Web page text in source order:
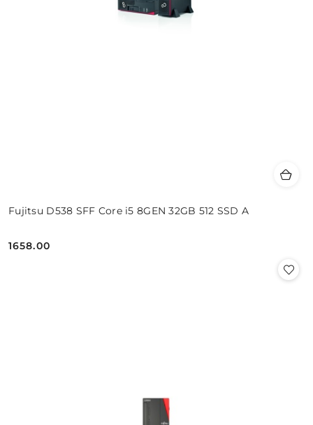
Fujitsu D538 SFF Core i5 8GEN 32GB 512 SSD A
Cena:
1658.00